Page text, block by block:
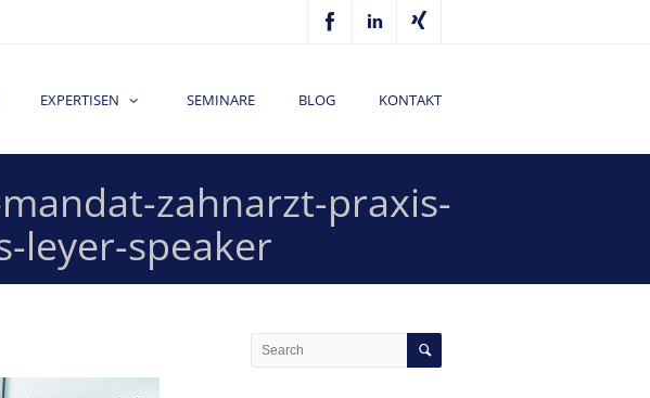
EXPERTISEN SEMINARE BLOG KONTAKT
zahnarzt-praxis-
leyer-speaker